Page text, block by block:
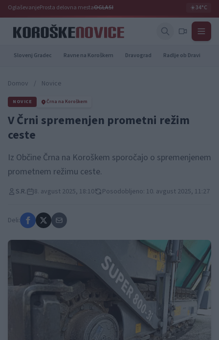
OglaševanjeProsta delovna mestaOGLASI ☀️34°C
Slovenj Gradec Ravne na Koroškem Dravograd Radlje ob Dravi
Domov / Novice
NOVICE Črna na Koroškem
V Črni spremenjen prometni režim
ceste
Iz Občine Črna na Koroškem sporočajo o spremenjenem
prometnem režimu ceste.
S.R. 8. avgust 2025, 18:10 Posodobljeno: 10. avgust 2025, 11:27
Deli: